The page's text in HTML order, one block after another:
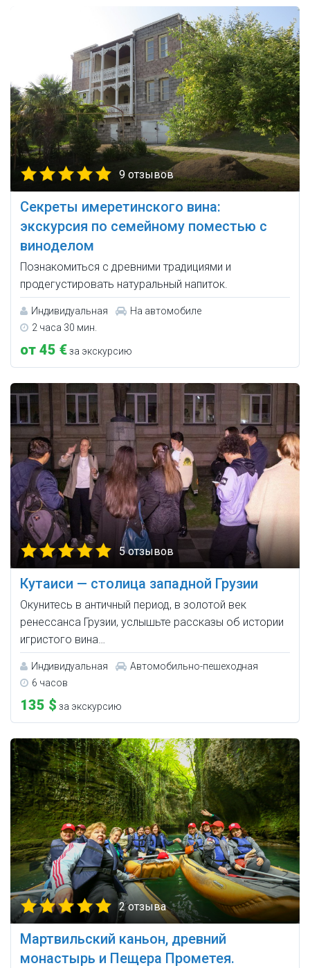
9 отзывов
Секреты имеретинского вина:
экскурсия по семейному поместью с
виноделом
Познакомиться с древними традициями и
продегустировать натуральный напиток.
Индивидуальная
На автомобиле
2 часа 30 мин.
от 45 €за экскурсию
5 отзывов
Кутаиси — столица западной Грузии
Окунитесь в античный период, в золотой век
ренессанса Грузии, услышьте рассказы об истории
игристого вина…
Индивидуальная
Автомобильно-пешеходная
6 часов
135 $ за экскурсию
2 отзыва
Мартвильский каньон, древний
монастырь и Пещера Прометея.